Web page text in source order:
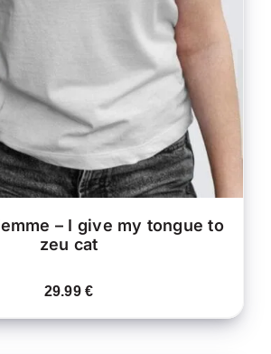
PLUSIEURS
VARIATIONS.
LES
OPTIONS
PEUVENT
CHOISIES
SUR
LA
PAGE
DU
– I give my tongue to
zeu cat
29.99€